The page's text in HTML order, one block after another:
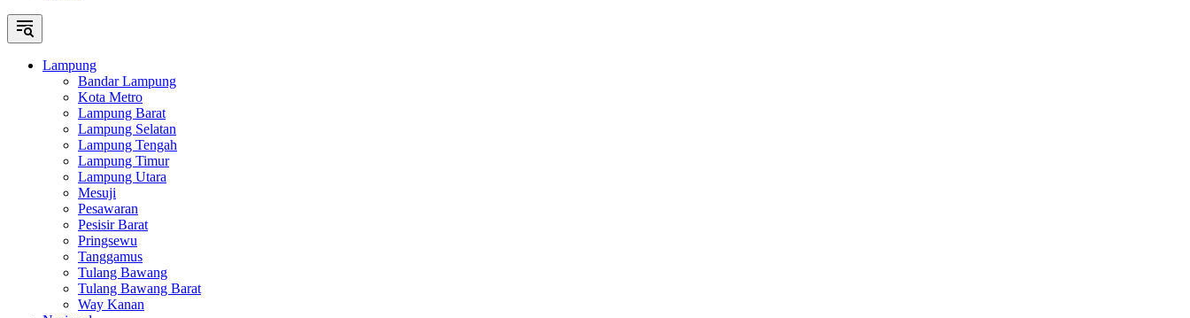
Lampung
Bandar Lampung
Kota Metro
Lampung Barat
Lampung Selatan
Lampung Tengah
Lampung Timur
Lampung Utara
Mesuji
Pesawaran
Pesisir Barat
Pringsewu
Tanggamus
Tulang Bawang
Tulang Bawang Barat
Way Kanan